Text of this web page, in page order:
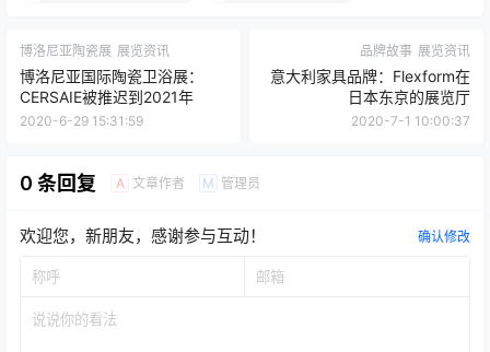
博洛尼亚陶瓷展 展览资讯
博洛尼亚国际陶瓷卫浴展：
CERSAIE被推迟到2021年
2020-6-29 15:31:59
品牌故事 展览资讯
意大利家具品牌：Flexform在
日本东京的展览厅
2020-7-1 10:00:37
0 条回复 A 文章作者 M 管理员
欢迎您，新朋友，感谢参与互动！ 确认修改